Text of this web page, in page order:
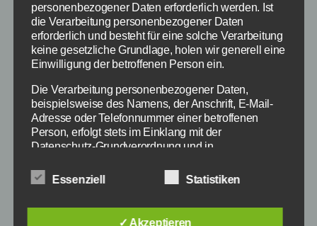
Mit Battlefield Hardline geht es nun in die
Moderne - Bildquelle: Electronic Arts
Auch im März 2015 erscheinen wieder
Playstation und Wii U. Wir haben einen kurzen
personenbezogener Daten erforderlich werden. Ist
die Verarbeitung personenbezogener Daten
erforderlich und besteht für eine solche Verarbeitung
keine gesetzliche Grundlage, holen wir generell eine
Einwilligung der betroffenen Person ein.
Die Verarbeitung personenbezogener Daten,
beispielsweise des Namens, der Anschrift, E-Mail-
Adresse oder Telefonnummer einer betroffenen
Person, erfolgt stets im Einklang mit der
Datenschutz-Grundverordnung und in
landesspezifischen Datenschutzbestimmungen.
Zweck der von uns erhobenen, genutzten und
Essenziell Statistiken
✓ Akzeptieren